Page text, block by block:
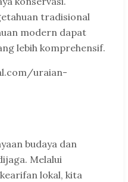
tradisional
modern dapat
lebih komprehensif.
uraian-
budaya dan
Melalui
lokal, kita